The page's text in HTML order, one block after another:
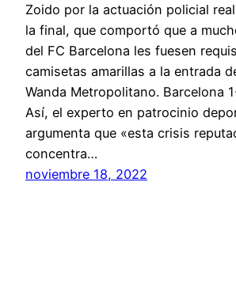
Zoido por la actuación policial
la final, que comportó que a
del FC Barcelona les fuesen
camisetas amarillas a la entrada
Wanda Metropolitano. Barcelona
Así, el experto en patrocinio
argumenta que «esta crisis
concentra…
noviembre 18, 2022